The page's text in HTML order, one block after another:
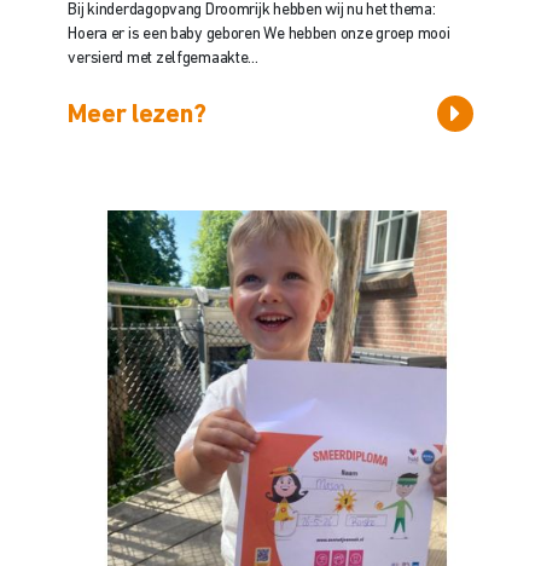
Bij kinderdagopvang Droomrijk hebben wij nu het thema:
Hoera er is een baby geboren We hebben onze groep mooi
versierd met zelfgemaakte...
Meer lezen?